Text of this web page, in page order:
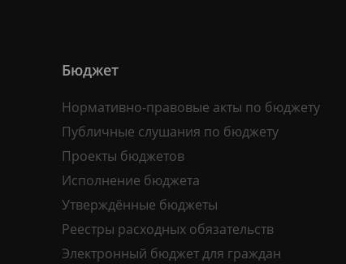
Бюджет
Нормативно-правовые акты по бюджету
Публичные слушания по бюджету
Проекты бюджетов
Исполнение бюджета
Утверждённые бюджеты
Реестры расходных обязательств
Электронный бюджет для граждан